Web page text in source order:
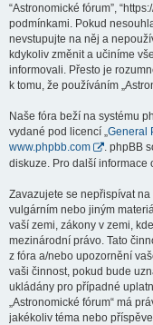
“Astronomické fórum”,
podmínkami. Pokud
nevstupujte na něj a
kdykoliv změnit a učiníme
informovali. Přesto je
k tomu, že používáním
Naše fóra beží na systému
vydané pod licencí „General
www.phpbb.com
. phpBB
diskuze. Pro další informace
Zavazujete se nepřispívat
vulgárním nebo jiným
vaší zemi, zákony v zemi,
mezinárodní právo. Tato
z fóra a/nebo upozornění
vaši činnost, pokud bude
ukládány pro případné
„Astronomické fórum“ má
jakékoliv téma nebo